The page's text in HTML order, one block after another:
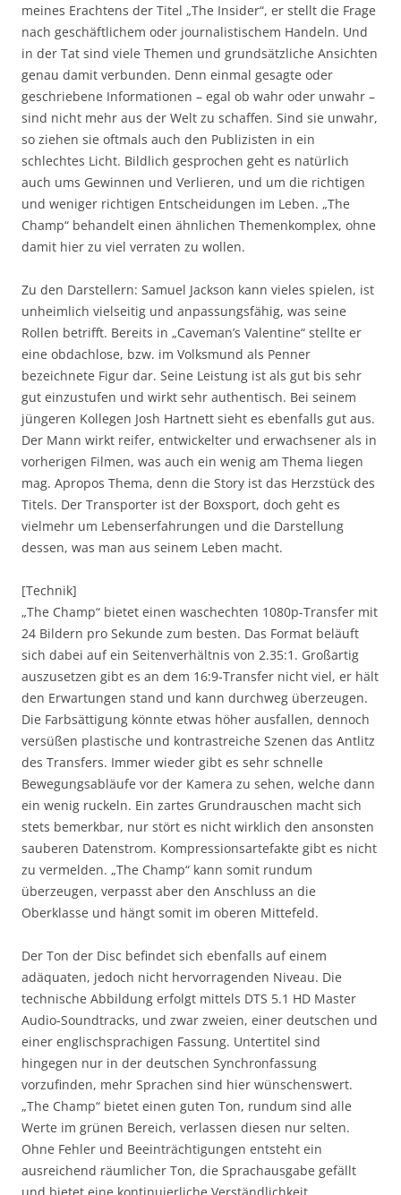
meines Erachtens der Titel „The Insider“, er stellt die Frage
nach geschäftlichem oder journalistischem Handeln. Und
in der Tat sind viele Themen und grundsätzliche Ansichten
genau damit verbunden. Denn einmal gesagte oder
geschriebene Informationen – egal ob wahr oder unwahr –
sind nicht mehr aus der Welt zu schaffen. Sind sie unwahr,
so ziehen sie oftmals auch den Publizisten in ein
schlechtes Licht. Bildlich gesprochen geht es natürlich
auch ums Gewinnen und Verlieren, und um die richtigen
und weniger richtigen Entscheidungen im Leben. „The
Champ“ behandelt einen ähnlichen Themenkomplex, ohne
damit hier zu viel verraten zu wollen.
Zu den Darstellern: Samuel Jackson kann vieles spielen, ist
unheimlich vielseitig und anpassungsfähig, was seine
Rollen betrifft. Bereits in „Caveman’s Valentine“ stellte er
eine obdachlose, bzw. im Volksmund als Penner
bezeichnete Figur dar. Seine Leistung ist als gut bis sehr
gut einzustufen und wirkt sehr authentisch. Bei seinem
jüngeren Kollegen Josh Hartnett sieht es ebenfalls gut aus.
Der Mann wirkt reifer, entwickelter und erwachsener als in
vorherigen Filmen, was auch ein wenig am Thema liegen
mag. Apropos Thema, denn die Story ist das Herzstück des
Titels. Der Transporter ist der Boxsport, doch geht es
vielmehr um Lebenserfahrungen und die Darstellung
dessen, was man aus seinem Leben macht.
[Technik]
„The Champ“ bietet einen waschechten 1080p-Transfer mit
24 Bildern pro Sekunde zum besten. Das Format beläuft
sich dabei auf ein Seitenverhältnis von 2.35:1. Großartig
auszusetzen gibt es an dem 16:9-Transfer nicht viel, er hält
den Erwartungen stand und kann durchweg überzeugen.
Die Farbsättigung könnte etwas höher ausfallen, dennoch
versüßen plastische und kontrastreiche Szenen das Antlitz
des Transfers. Immer wieder gibt es sehr schnelle
Bewegungsabläufe vor der Kamera zu sehen, welche dann
ein wenig ruckeln. Ein zartes Grundrauschen macht sich
stets bemerkbar, nur stört es nicht wirklich den ansonsten
sauberen Datenstrom. Kompressionsartefakte gibt es nicht
zu vermelden. „The Champ“ kann somit rundum
überzeugen, verpasst aber den Anschluss an die
Oberklasse und hängt somit im oberen Mittefeld.
Der Ton der Disc befindet sich ebenfalls auf einem
adäquaten, jedoch nicht hervorragenden Niveau. Die
technische Abbildung erfolgt mittels DTS 5.1 HD Master
Audio-Soundtracks, und zwar zweien, einer deutschen und
einer englischsprachigen Fassung. Untertitel sind
hingegen nur in der deutschen Synchronfassung
vorzufinden, mehr Sprachen sind hier wünschenswert.
„The Champ“ bietet einen guten Ton, rundum sind alle
Werte im grünen Bereich, verlassen diesen nur selten.
Ohne Fehler und Beeinträchtigungen entsteht ein
ausreichend räumlicher Ton, die Sprachausgabe gefällt